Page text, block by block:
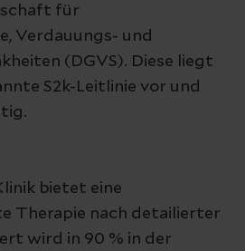
für
Verdauungs- und
(DGVS). Diese liegt
S2k-Leitlinie vor und
bietet eine
Therapie nach detailierter
wird in 90 % in der